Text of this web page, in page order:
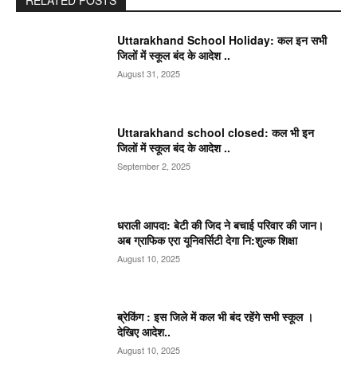
Uttarakhand School Holiday: कल इन सभी
जिलों में स्कूल बंद के आदेश ..
August 31, 2025
Uttarakhand school closed: कल भी इन
जिलों में स्कूल बंद के आदेश ..
September 2, 2025
धराली आपदा: बेटी की जिद ने बचाई परिवार की जान।
अब ग्राफिक एरा यूनिवर्सिटी देगा नि:शुल्क शिक्षा
August 10, 2025
ब्रेकिंग : इस जिले में कल भी बंद रहेंगे सभी स्कूल ।
देखिए आदेश..
August 10, 2025